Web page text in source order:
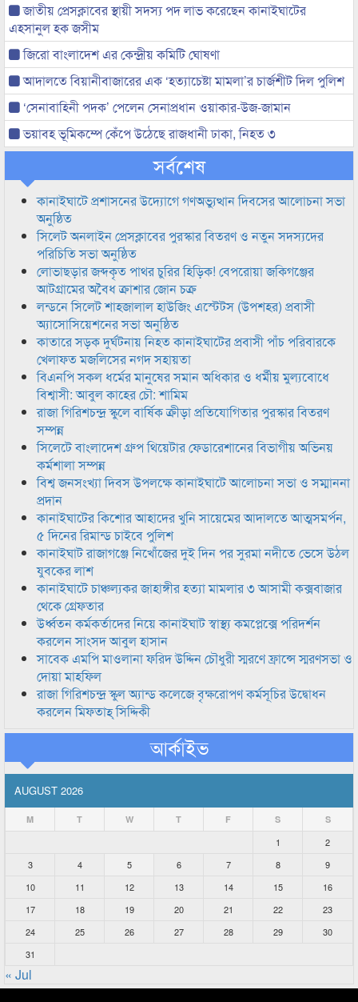
জাতীয় প্রেসক্লাবের স্থায়ী সদস্য পদ লাভ করেছেন কানাইঘাটের
এহসানুল হক জসীম
জিরো বাংলাদেশ এর কেন্দ্রীয় কমিটি ঘোষণা
আদালতে বিয়ানীবাজারের এক ‘হত্যাচেষ্টা মামলা’র চার্জশীট দিল পুলিশ
‘সেনাবাহিনী পদক’ পেলেন সেনাপ্রধান ওয়াকার-উজ-জামান
ভয়াবহ ভূমিকম্পে কেঁপে উঠেছে রাজধানী ঢাকা, নিহত ৩
সর্বশেষ
কানাইঘাটে প্রশাসনের উদ্যোগে গণঅভ্যুত্থান দিবসের আলোচনা সভা
অনুষ্ঠিত
সিলেট অনলাইন প্রেসক্লাবের পুরস্কার বিতরণ ও নতুন সদস্যদের
পরিচিতি সভা অনুষ্ঠিত
লোভাছড়ার জব্দকৃত পাথর চুরির হিড়িক! বেপরোয়া জকিগঞ্জের
আটগ্রামের অবৈধ ক্রাশার জোন চক্র
লন্ডনে সিলেট শাহজালাল হাউজিং এস্টেটস (উপশহর) প্রবাসী
অ্যাসোসিয়েশনের সভা অনুষ্ঠিত
কাতারে সড়ক দুর্ঘটনায় নিহত কানাইঘাটের প্রবাসী পাঁচ পরিবারকে
খেলাফত মজলিসের নগদ সহায়তা
বিএনপি সকল ধর্মের মানুষের সমান অধিকার ও ধর্মীয় মুল্যবোধে
বিশ্বাসী: আবুল কাহের চৌ: শামিম
রাজা গিরিশচন্দ্র স্কুলে বার্ষিক ক্রীড়া প্রতিযোগিতার পুরস্কার বিতরণ
সম্পন্ন
সিলেটে বাংলাদেশ গ্রুপ থিয়েটার ফেডারেশানের বিভাগীয় অভিনয়
কর্মশালা সম্পন্ন
বিশ্ব জনসংখ্যা দিবস উপলক্ষে কানাইঘাটে আলোচনা সভা ও সম্মাননা
প্রদান
কানাইঘাটের কিশোর আহাদের খুনি সায়েমের আদালতে আত্মসমর্পন,
৫ দিনের রিমান্ড চাইবে পুলিশ
কানাইঘাট রাজাগঞ্জে নিখোঁজের দুই দিন পর সুরমা নদীতে ভেসে উঠল
যুবকের লাশ
কানাইঘাটে চাঞ্চল্যকর জাহাঙ্গীর হত্যা মামলার ৩ আসামী কক্সবাজার
থেকে গ্রেফতার
উর্ধ্বতন কর্মকর্তাদের নিয়ে কানাইঘাট স্বাস্থ্য কমপ্লেক্সে পরিদর্শন
করলেন সাংসদ আবুল হাসান
সাবেক এমপি মাওলানা ফরিদ উদ্দিন চৌধুরী স্মরণে ফ্রান্সে স্মরণসভা ও
দোয়া মাহফিল
রাজা গিরিশচন্দ্র স্কুল অ্যান্ড কলেজে বৃক্ষরোপণ কর্মসূচির উদ্বোধন
করলেন মিফতাহ্ সিদ্দিকী
আর্কাইভ
AUGUST 2026
M T W T F S S
1
2
3
4 5 6 7 8
9
10
11 12 13 14 15
16
17
18 19 20 21 22
23
24
25 26 27 28 29
30
31
« Jul